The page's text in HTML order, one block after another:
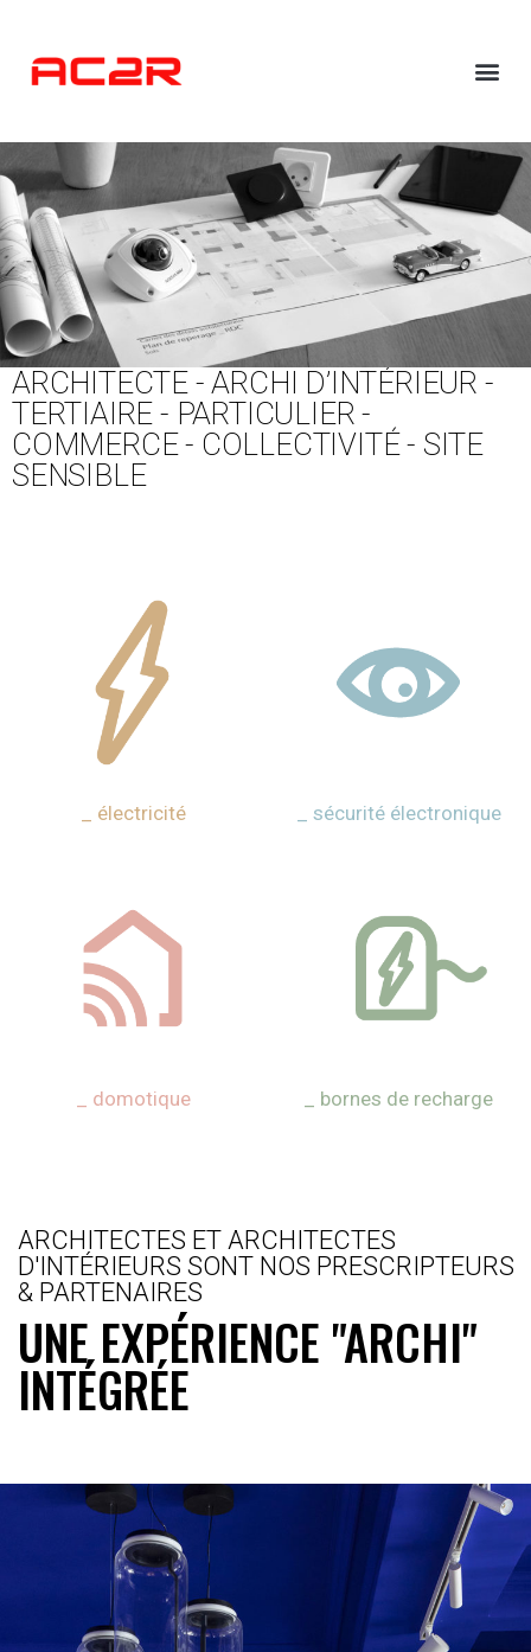
ARCHITECTE - ARCHI D’INTÉRIEUR -
TERTIAIRE - PARTICULIER -
COMMERCE - COLLECTIVITÉ - SITE
SENSIBLE
_ électricité _ sécurité électronique
_ domotique _ bornes de recharge
ARCHITECTES ET ARCHITECTES
D'INTÉRIEURS SONT NOS PRESCRIPTEURS
& PARTENAIRES
UNE EXPÉRIENCE "ARCHI"
INTÉGRÉE